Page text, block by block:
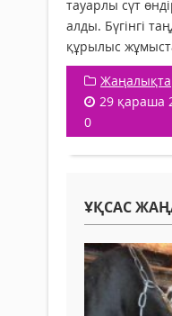
тауарлы сүт
алды. Бүгінгі
құрылыс
29 қараша
0
ҰҚСАС